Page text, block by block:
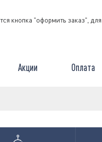
кнопка "оформить заказ",
Акции Оплата